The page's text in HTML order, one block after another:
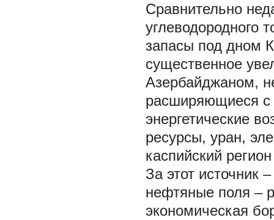
Сравнительно
углеводородного
запасы под дном
существенное
Азербайджаном,
расширяющиеся с
энергетические
ресурсы, уран,
каспийский
За этот источник
нефтяные поля –
экономическая